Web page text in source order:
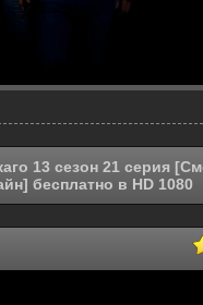
13 сезон 21 серия
бесплатно в HD 1080